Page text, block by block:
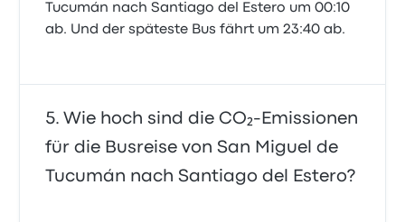
Tucumán nach Santiago del Estero um 00:10
ab. Und der späteste Bus fährt um 23:40 ab.
Wie hoch sind die CO₂-Emissionen
für die Busreise von San Miguel de
Tucumán nach Santiago del Estero?